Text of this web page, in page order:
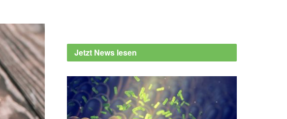
Jetzt News lesen